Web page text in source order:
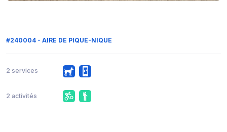
#240004 - AIRE DE PIQUE-NIQUE
2 services
2 activités